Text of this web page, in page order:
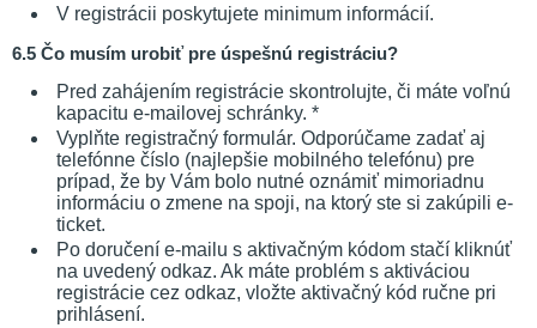
V registrácii poskytujete minimum informácií.
6.5 Čo musím urobiť pre úspešnú registráciu?
Pred zahájením registrácie skontrolujte, či máte voľnú
kapacitu e-mailovej schránky. *
Vyplňte registračný formulár. Odporúčame zadať aj
telefónne číslo (najlepšie mobilného telefónu) pre
prípad, že by Vám bolo nutné oznámiť mimoriadnu
informáciu o zmene na spoji, na ktorý ste si zakúpili e-
ticket.
Po doručení e-mailu s aktivačným kódom stačí kliknúť
na uvedený odkaz. Ak máte problém s aktiváciou
registrácie cez odkaz, vložte aktivačný kód ručne pri
prihlásení.